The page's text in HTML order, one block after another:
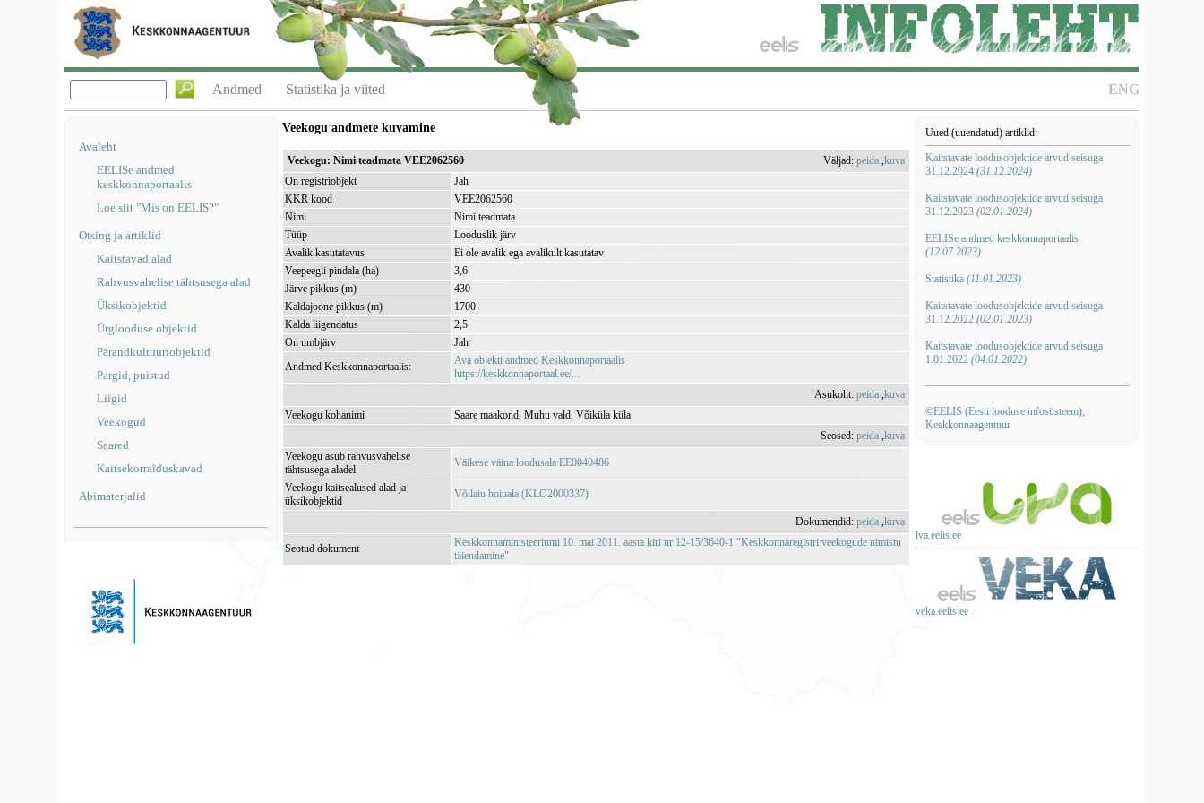
ENG
Andmed Statistika ja viited
Avaleht
EELISe andmed
keskkonnaportaalis
Loe siit "Mis on EELIS?"
Otsing ja artiklid
Kaitstavad alad
Rahvusvahelise tähtsusega alad
Üksikobjektid
Ürglooduse objektid
Pärandkultuuriobjektid
Pargid, puistud
Liigid
Veekogud
Saared
Kaitsekorralduskavad
Abimaterjalid
Uued (uuendatud) artiklid:
Kaitstavate loodusobjektide arvud seisuga
31.12.2024 (31.12.2024)
Kaitstavate loodusobjektide arvud seisuga
31.12.2023 (02.01.2024)
EELISe andmed keskkonnaportaalis
(12.07.2023)
Statistika (11.01.2023)
Kaitstavate loodusobjektide arvud seisuga
31.12.2022 (02.01.2023)
Kaitstavate loodusobjektide arvud seisuga
1.01.2022 (04.01.2022)
©EELIS (Eesti looduse infosüsteem),
Keskkonnaagentuur
lva.eelis.ee
veka.eelis.ee
Veekogu andmete kuvamine
Veekogu: Nimi teadmata VEE2062560 Väljad:peida ,kuva
On registriobjekt
Jah
KKR kood
VEE2062560
Nimi
Nimi teadmata
Tüüp
Looduslik järv
Avalik kasutatavus
Ei ole avalik ega avalikult kasutatav
Veepeegli pindala (ha)
3,6
Järve pikkus (m)
430
Kaldajoone pikkus (m)
1700
Kalda liigendatus
2,5
On umbjärv
Jah
Andmed Keskkonnaportaalis:
Ava objekti andmed Keskkonnaportaalis
https://keskkonnaportaal.ee/...
Asukoht:peida ,kuva
Veekogu kohanimi
Saare maakond, Muhu vald, Võiküla küla
Seosed:peida ,kuva
Veekogu asub rahvusvahelise
tähtsusega aladel
Väikese väina loodusala EE0040486
Veekogu kaitsealused alad ja
üksikobjektid
Võilaiu hoiuala (KLO2000337)
Dokumendid:peida ,kuva
Seotud dokument
Keskkonnaministeeriumi 10. mai 2011. aasta kiri nr 12-15/3640-1 "Keskkonnaregistri veekogude nimistu
täiendamine"